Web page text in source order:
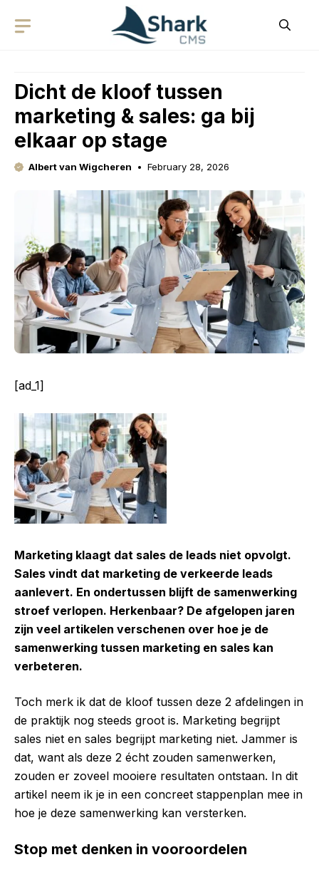
Dicht de kloof tussen
marketing & sales: ga bij
elkaar op stage
Albert van Wigcheren February 28, 2026
[ad_1]
Marketing klaagt dat sales de leads niet opvolgt.
Sales vindt dat marketing de verkeerde leads
aanlevert. En ondertussen blijft de samenwerking
stroef verlopen. Herkenbaar? De afgelopen jaren
zijn veel artikelen verschenen over hoe je de
samenwerking tussen marketing en sales kan
verbeteren.
Toch merk ik dat de kloof tussen deze 2 afdelingen in
de praktijk nog steeds groot is. Marketing begrijpt
sales niet en sales begrijpt marketing niet. Jammer is
dat, want als deze 2 écht zouden samenwerken,
zouden er zoveel mooiere resultaten ontstaan. In dit
artikel neem ik je in een concreet stappenplan mee in
hoe je deze samenwerking kan versterken.
Stop met denken in vooroordelen